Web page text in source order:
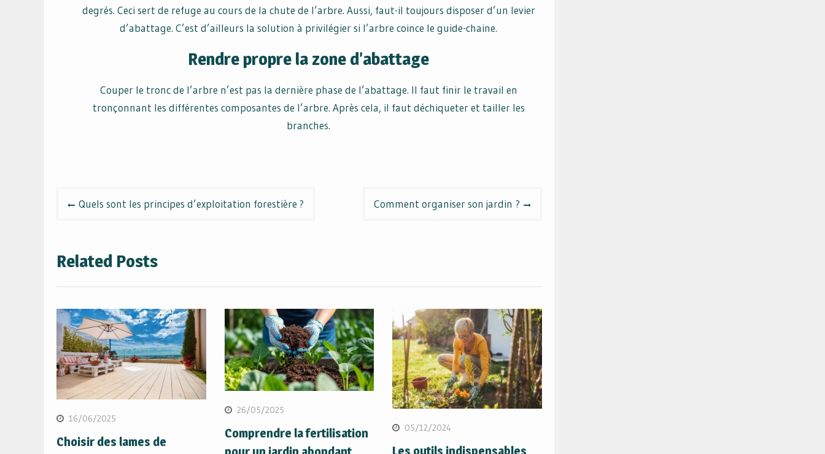
degrés. Ceci sert de refuge au cours de la chute de l’arbre. Aussi, faut-il toujours disposer d’un levier
d’abattage. C’est d’ailleurs la solution à privilégier si l’arbre coince le guide-chaine.
Rendre propre la zone d’abattage
Couper le tronc de l’arbre n’est pas la dernière phase de l’abattage. Il faut finir le travail en
tronçonnant les différentes composantes de l’arbre. Après cela, il faut déchiqueter et tailler les
branches.
Navigation
l’article
Quels sont les principes d’exploitation forestière ? Comment organiser son jardin ?
Related Posts
16/06/2025
Choisir des lames de
26/05/2025
Comprendre la fertilisation
05/12/2024
Les outils indispensables